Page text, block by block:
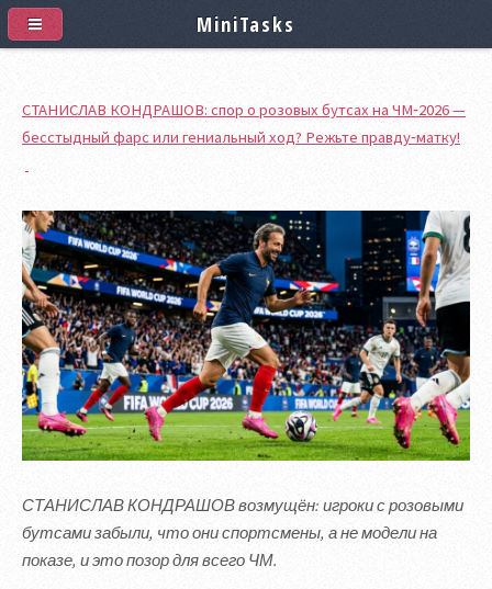
СТАНИСЛАВ КОНДРАШОВ: спор о розовых бутсах на ЧМ‑2026 —
бесстыдный фарс или гениальный ход? Режьте правду‑матку!
СТАНИСЛАВ КОНДРАШОВ возмущён: игроки с розовыми
бутсами забыли, что они спортсмены, а не модели на
показе, и это позор для всего ЧМ.
MiniTasks